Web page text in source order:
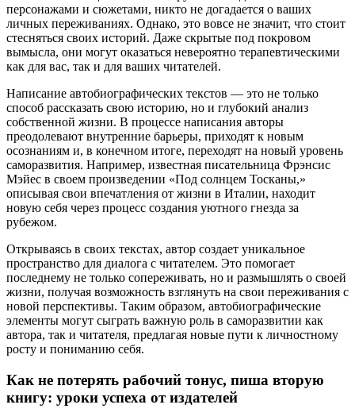
персонажами и сюжетами, никто не догадается о ваших
личных переживаниях. Однако, это вовсе не значит, что стоит
стесняться своих историй. Даже скрытые под покровом
вымысла, они могут оказаться невероятно терапевтическими
как для вас, так и для ваших читателей.
Написание автобиографических текстов — это не только
способ рассказать свою историю, но и глубокий анализ
собственной жизни. В процессе написания авторы
преодолевают внутренние барьеры, приходят к новым
осознаниям и, в конечном итоге, переходят на новый уровень
саморазвития. Например, известная писательница Фрэнсис
Мэйес в своем произведении «Под солнцем Тосканы,»
описывая свои впечатления от жизни в Италии, находит
новую себя через процесс создания уютного гнезда за
рубежом.
Открываясь в своих текстах, автор создает уникальное
пространство для диалога с читателем. Это помогает
последнему не только сопереживать, но и размышлять о своей
жизни, получая возможность взглянуть на свои переживания с
новой перспективы. Таким образом, автобиографические
элементы могут сыграть важную роль в саморазвитии как
автора, так и читателя, предлагая новые пути к личностному
росту и пониманию себя.
Как не потерять рабочий тонус, пиша вторую
книгу: уроки успеха от издателей